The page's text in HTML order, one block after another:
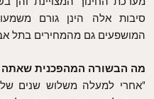
סיבות אלה הינן גורם
המושפעים גם מהמחירים בתל
מה הבשורה המהפכנית שאתה
"אחרי למעלה משלוש שנים של